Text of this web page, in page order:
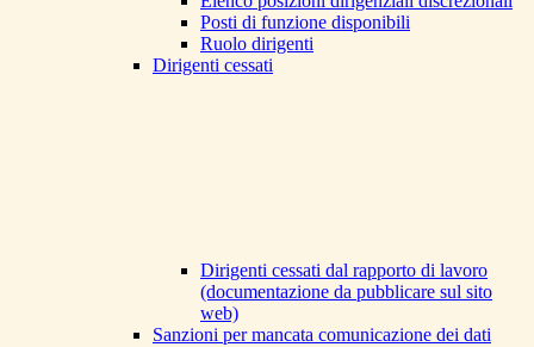
Posti di funzione disponibili
Ruolo dirigenti
Dirigenti cessati
Dirigenti cessati dal rapporto di lavoro
(documentazione da pubblicare sul sito
web)
Sanzioni per mancata comunicazione dei dati